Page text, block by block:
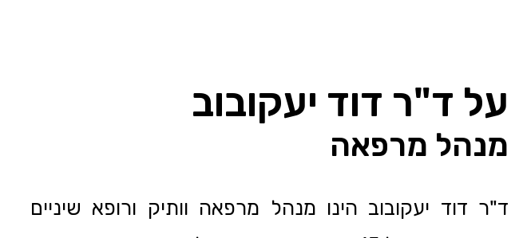
על ד"ר דוד יעקובוב
מנהל מרפאה
ד"ר דוד יעקובוב הינו מנהל מרפאה וותיק ורופא שיניים